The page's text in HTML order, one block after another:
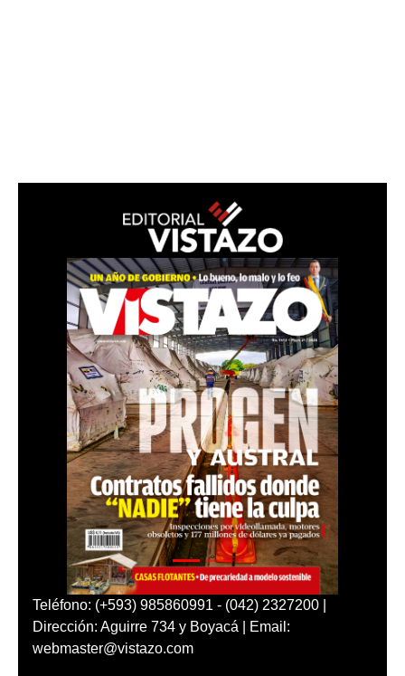
Teléfono: (+593) 985860991 - (042) 2327200 |
Dirección: Aguirre 734 y Boyacá | Email:
webmaster@vistazo.com